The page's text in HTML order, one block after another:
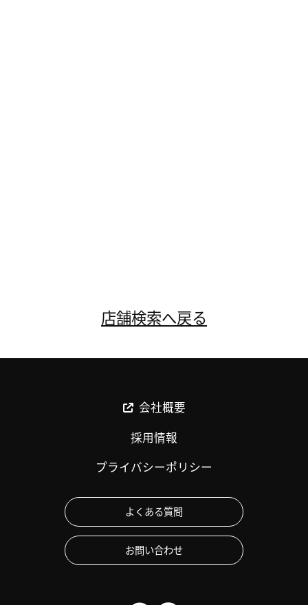
店舗検索へ戻る
会社概要
採用情報
プライバシーポリシー
よくある質問
お問い合わせ